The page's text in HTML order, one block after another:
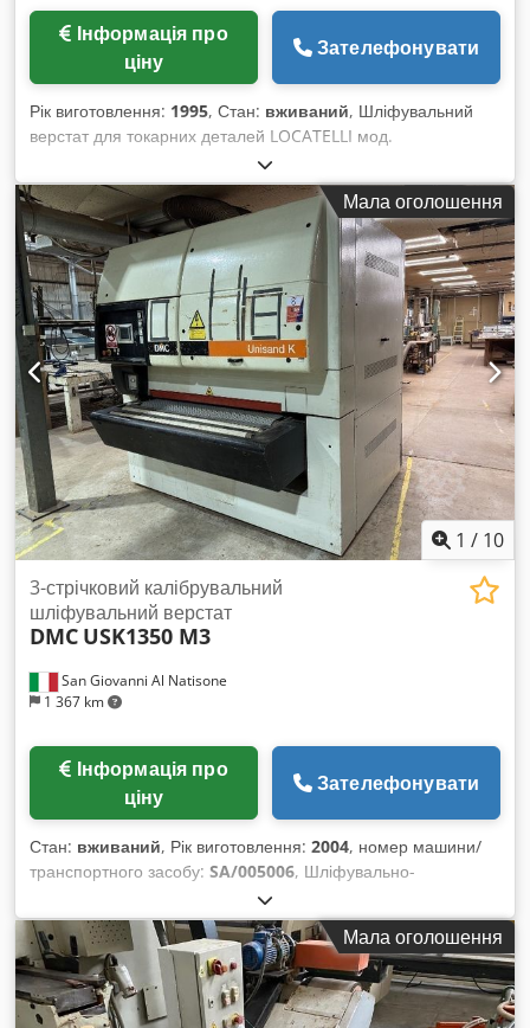
ціну
Зателефонувати
Рік виготовлення: 1995, Стан: вживаний, Шліфувальний
верстат для токарних деталей LOCATELLI мод.
ORIENTALMATIC з завантажувачем – б/в Csdpfx Aehy
Tvmscaoha - максимальна робоча довжина 1200 мм.
Мала оголошення
1 / 10
San Giovanni Al Natisone
1 367 km
3-стрічковий калібрувальний
шліфувальний верстат
DMC USK1350 M3
ціну
Зателефонувати
Стан: вживаний, Рік виготовлення: 2004, номер машини/
транспортного засобу: SA/005006, Шліфувально-
калібрувальний верстат з 3 стрічками DMC мод. USK1350
M3 - відповідає стандартам CE - вживаний - 1 стальний вал
- 2 гумові вали - 3 гумові вали - 3 незалежні двигуни -
Робоча ширина 1350 мм - Оснащений шкарпетками
(пристрій для коротких заготовок) Cedpfx Acjwrnmpeaoha -
Повітродувка на третій групі - Пристрій вкл/викл на кожній
Мала оголошення